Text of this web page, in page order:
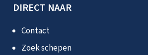
DIRECT NAAR
Contact
Zoek schepen